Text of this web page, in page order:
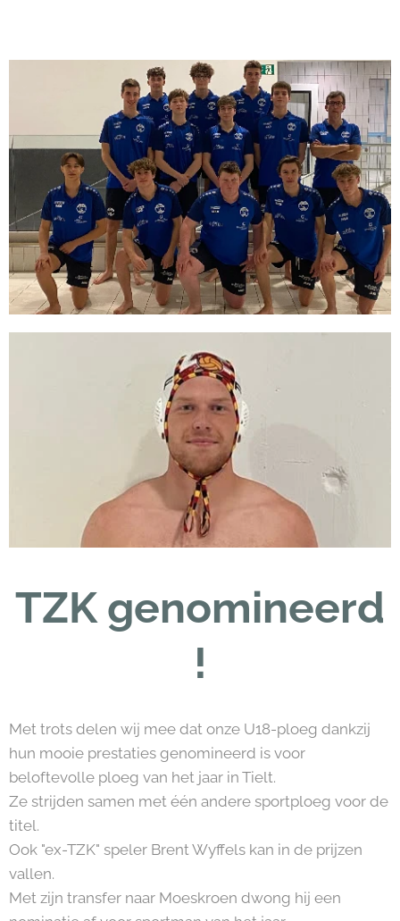
TZK genomineerd
!
Met trots delen wij mee dat onze U18-ploeg dankzij
hun mooie prestaties genomineerd is voor
beloftevolle ploeg van het jaar in Tielt.
Ze strijden samen met één andere sportploeg voor de
titel.
Ook "ex-TZK" speler Brent Wyffels kan in de prijzen
vallen.
Met zijn transfer naar Moeskroen dwong hij een